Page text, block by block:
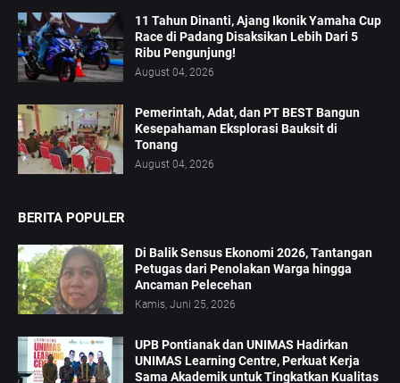
11 Tahun Dinanti, Ajang Ikonik Yamaha Cup
Race di Padang Disaksikan Lebih Dari 5
Ribu Pengunjung!
August 04, 2026
Pemerintah, Adat, dan PT BEST Bangun
Kesepahaman Eksplorasi Bauksit di
Tonang
August 04, 2026
BERITA POPULER
Di Balik Sensus Ekonomi 2026, Tantangan
Petugas dari Penolakan Warga hingga
Ancaman Pelecehan
Kamis, Juni 25, 2026
UPB Pontianak dan UNIMAS Hadirkan
UNIMAS Learning Centre, Perkuat Kerja
Sama Akademik untuk Tingkatkan Kualitas